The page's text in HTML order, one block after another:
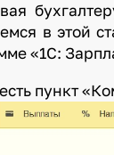
в этой
«1С: